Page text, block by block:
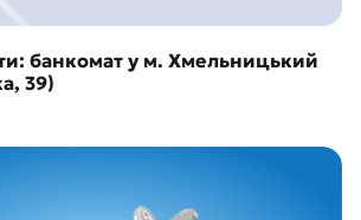
банкомат у м. Хмельницький
39)